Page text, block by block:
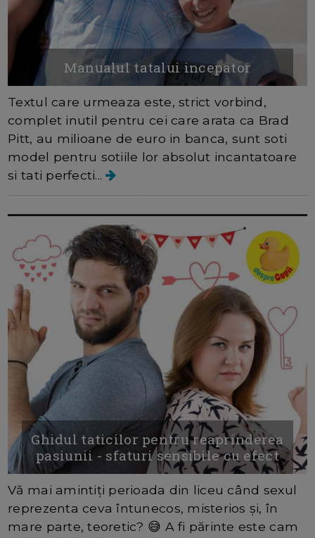
Manualul tatalui incepator
Textul care urmeaza este, strict vorbind,
complet inutil pentru cei care arata ca Brad
Pitt, au milioane de euro in banca, sunt soti
model pentru sotiile lor absolut incantatoare
si tati perfecti...
Ghidul taticilor pentru reaprinderea
pasiunii - sfaturi sensibile cu efect
Vă mai amintiți perioada din liceu când sexul
reprezenta ceva întunecos, misterios și, în
mare parte, teoretic? 😅 A fi părinte este cam